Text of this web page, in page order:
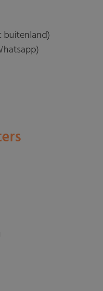
buitenland)